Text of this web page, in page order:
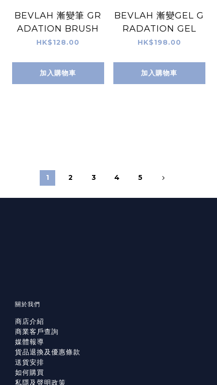
BEVLAH 漸變筆 GR
ADATION BRUSH
HK$128.00
加入購物車
BEVLAH 漸變GEL G
RADATION GEL
HK$198.00
加入購物車
1 2 3 4 5
關於我們
商店介紹
商業客戶查詢
媒體報導
貨品退換及優惠條款
送貨安排
如何購買
私隱及聲明政策